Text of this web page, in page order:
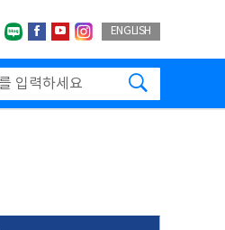
네이버블로그
페이스북
유투브인스타그랩
ENGLISH